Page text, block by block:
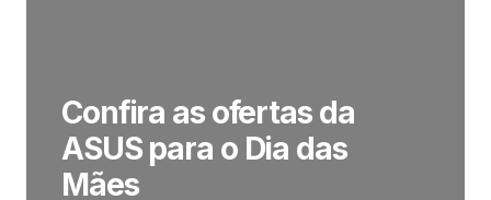
Confira as ofertas da
ASUS para o Dia das
Mães